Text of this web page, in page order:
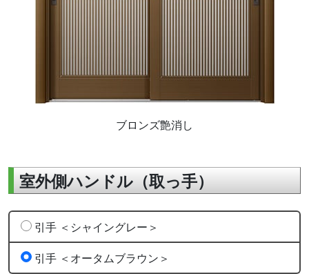
ブロンズ艶消し
室外側ハンドル（取っ手）
引手 ＜シャイングレー＞
引手 ＜オータムブラウン＞